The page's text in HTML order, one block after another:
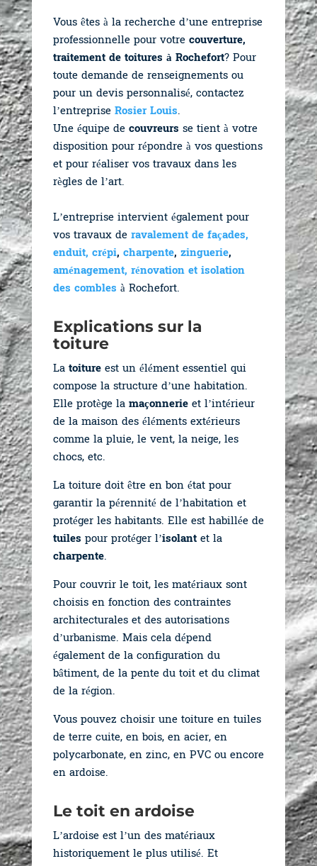
Vous êtes à la recherche d’une entreprise
professionnelle pour votrecouverture,
traitement de toitures à Rochefort? Pour
toute demande de renseignements ou
pour un devis personnalisé, contactez
l’entrepriseRosier Louis.
Une équipe decouvreurs se tient à votre
disposition pour répondre à vos questions
et pour réaliser vos travaux dans les
règles de l’art.
L’entreprise intervient également pour
vos travaux deravalement de façades,
enduit, crépi, charpente, zinguerie,
aménagement, rénovation et isolation
des combles à Rochefort.
Explications sur la
toiture
Latoitureest un élément essentiel qui
compose la structure d’une habitation.
Elle protège lamaçonnerieet l’intérieur
de la maison des éléments extérieurs
comme la pluie, le vent, la neige, les
chocs, etc.
La toiture doit être en bon état pour
garantir la pérennité de l’habitation et
protéger les habitants. Elle est habillée de
tuiles pour protéger l’isolantet la
charpente.
Pour couvrir le toit, les matériaux sont
choisis en fonction des contraintes
architecturales et des autorisations
d’urbanisme. Mais cela dépend
également de la configuration du
bâtiment, de la pente du toit et du climat
de la région.
Vous pouvez choisir une toiture en tuiles
de terre cuite, en bois, en acier, en
polycarbonate, en zinc, en PVC ou encore
en ardoise.
Le toit en ardoise
L’ardoise est l’un des matériaux
historiquement le plus utilisé. Et